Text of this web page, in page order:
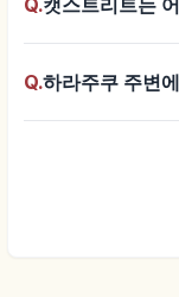
Q.하라주쿠 주변